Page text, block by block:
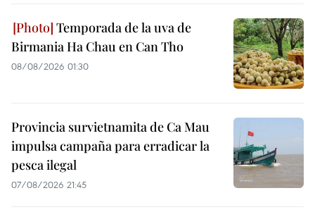
Temporada de la uva de
Birmania Ha Chau en Can Tho
08/08/2026 01:30
Provincia survietnamita de Ca Mau
impulsa campaña para erradicar la
pesca ilegal
07/08/2026 21:45